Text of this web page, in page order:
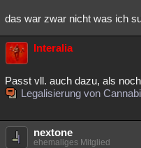
das war zwar nicht was ich
Interalia
Passt vll. auch dazu, als
Legalisierung von
nextone
ehemaliges Mitglied